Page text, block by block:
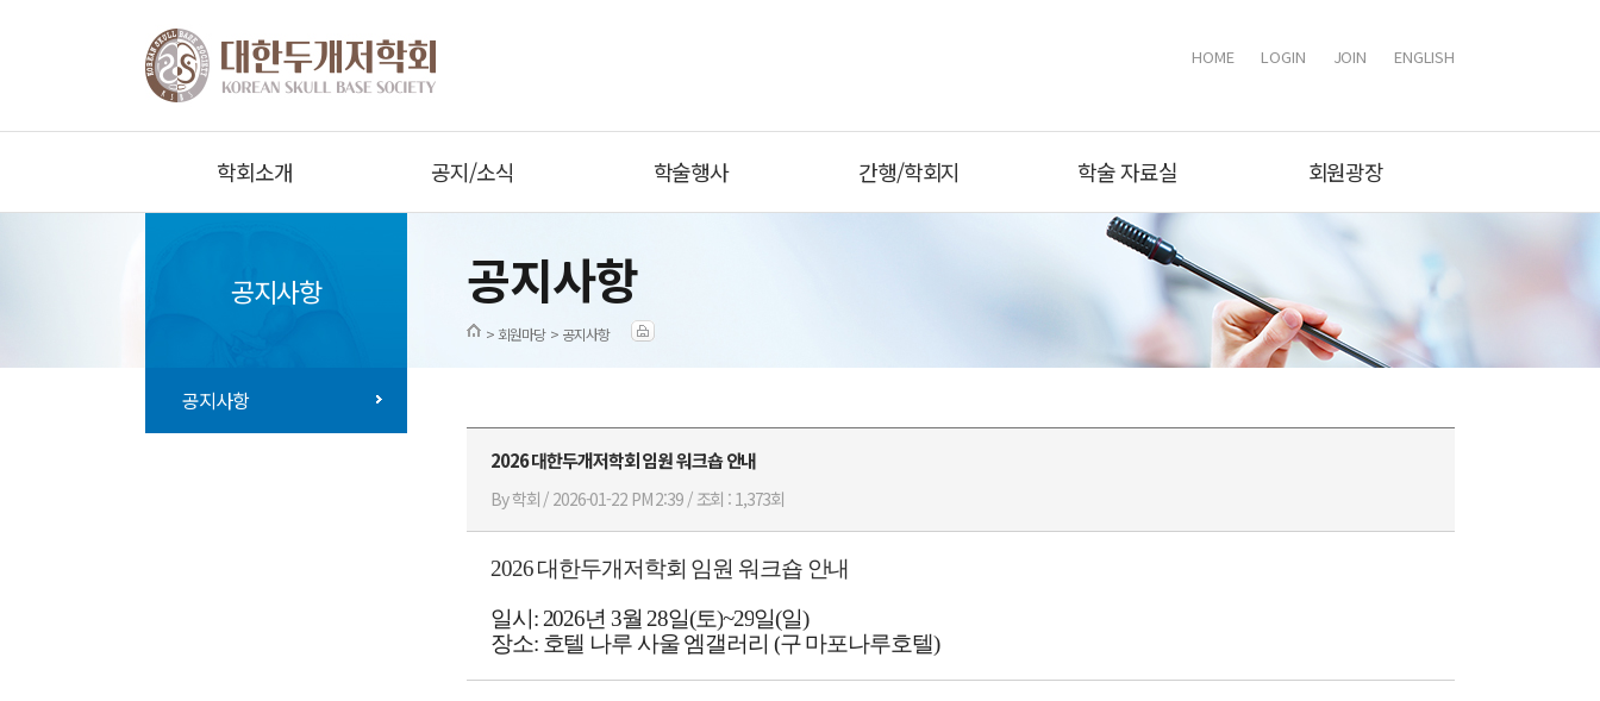
HOME LOGIN JOIN ENGLISH
학회소개 공지/소식 학술행사 간행/학회지 학술 자료실 회원광장
공지사항 공지사항
> 회원마당 > 공지사항
공지사항
2026 대한두개저학회 임원 워크숍 안내
By 학회 / 2026-01-22 PM 2:39 / 조회 : 1,373회
2026 대한두개저학회 임원 워크숍 안내
일시 : 2026년 3월 28일(토)~29일(일)
장소: 호텔 나루 사울 엠갤러리 (구 마포나루호텔)